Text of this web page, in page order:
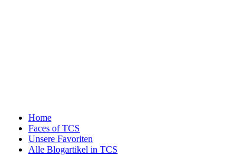
Home
Faces of TCS
Unsere Favoriten
Alle Blogartikel in TCS